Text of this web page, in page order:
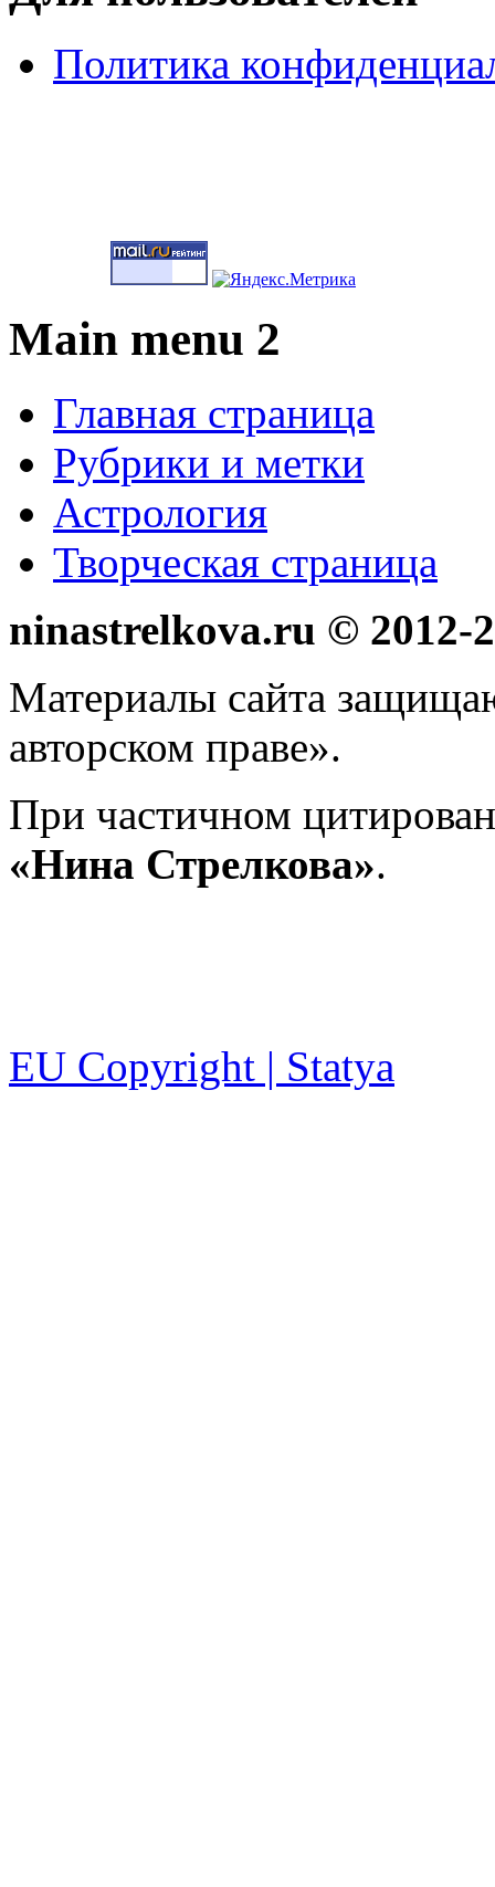
Политика
Main menu 2
Главная страница
Рубрики и метки
Астрология
Творческая страница
ninastrelkova.ru © 2012-
Материалы сайта
авторском праве».
При частичном
«Нина Стрелкова».
EU Copyright | Statya